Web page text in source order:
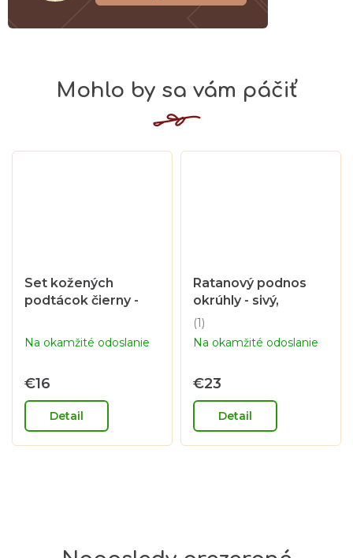
Set kožených
podtácok čierny -
Na okamžité odoslanie
€16
Detail
Ratanový podnos
okrúhly - sivý,
priemer 47 cm
Priemerné
hodnotenie
5,0
z
hviezdičiek.
(1)
Na okamžité odoslanie
€23
Detail